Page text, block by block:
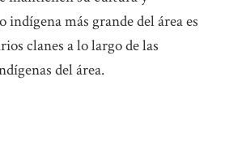
más grande del área es
clanes a lo largo de las
del área.